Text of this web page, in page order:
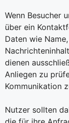
Wenn Besucher
über ein
Daten wie
dienen
Anliegen zu
Kommunikation
Nutzer sollten